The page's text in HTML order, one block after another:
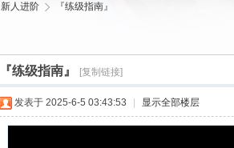
新人进阶
›
『练级指南』
『练级指南』 [复制链接]
发表于 2025-6-5 03:43:53 显示全部楼层